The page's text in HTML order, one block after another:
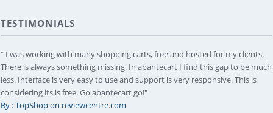
TESTIMONIALS
" I was working with many shopping carts, free and hosted for my clients.
There is always something missing. In abantecart I find this gap to be much
less. Interface is very easy to use and support is very responsive. This is
considering its is free. Go abantecart go!"
By : TopShop on reviewcentre.com